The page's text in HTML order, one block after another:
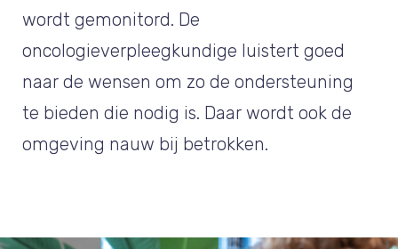
wordt gemonitord. De
oncologieverpleegkundige luistert goed
naar de wensen om zo de ondersteuning
te bieden die nodig is. Daar wordt ook de
omgeving nauw bij betrokken.